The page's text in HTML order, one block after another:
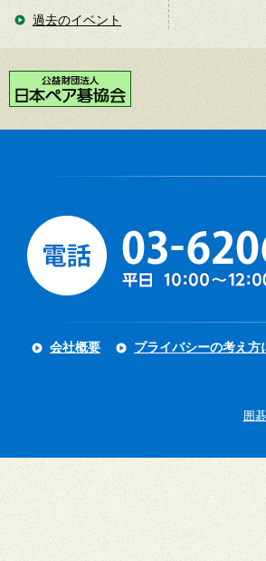
過去のイベント
会社概要 プライバシーの考え方
囲